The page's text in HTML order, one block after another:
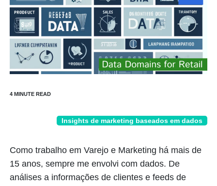
Insights de marketing baseados em dados
Como trabalho em Varejo e Marketing há mais de
15 anos, sempre me envolvi com dados. De
análises a informações de clientes e feeds de